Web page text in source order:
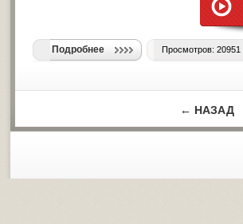
Подробнее Просмотров: 20951
← НАЗАД